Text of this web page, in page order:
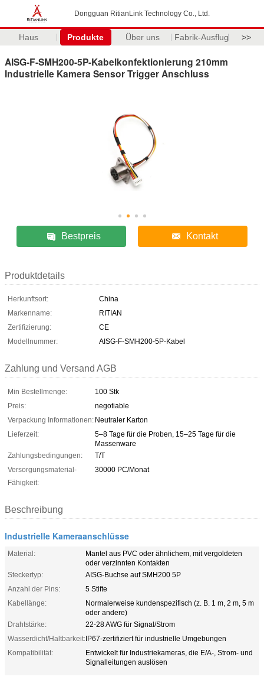
Dongguan RitianLink Technology Co., Ltd.
Haus Produkte Über uns Fabrik-Ausflug >>
AISG-F-SMH200-5P-Kabelkonfektionierung 210mm
Industrielle Kamera Sensor Trigger Anschluss
Bestpreis Kontakt
Produktdetails
Herkunftsort:
China
Markenname:
RITIAN
Zertifizierung:
CE
Modellnummer:
AISG-F-SMH200-5P-Kabel
Zahlung und Versand AGB
Min Bestellmenge:
100 Stk
Preis:
negotiable
Verpackung Informationen: Neutraler Karton
Lieferzeit:
5–8 Tage für die Proben, 15–25 Tage für die
Massenware
Zahlungsbedingungen:
T/T
Versorgungsmaterial-
Fähigkeit:
30000 PC/Monat
Beschreibung
Industrielle Kameraanschlüsse
Material:
Mantel aus PVC oder ähnlichem, mit vergoldeten
oder verzinnten Kontakten
Steckertyp:
AISG-Buchse auf SMH200 5P
Anzahl der Pins:
5 Stifte
Kabellänge:
Normalerweise kundenspezifisch (z. B. 1 m, 2 m, 5 m
oder andere)
Drahtstärke:
22-28 AWG für Signal/Strom
Wasserdicht/Haltbarkeit:IP67-zertifiziert für industrielle Umgebungen
Kompatibilität:
Entwickelt für Industriekameras, die E/A-, Strom- und
Signalleitungen auslösen